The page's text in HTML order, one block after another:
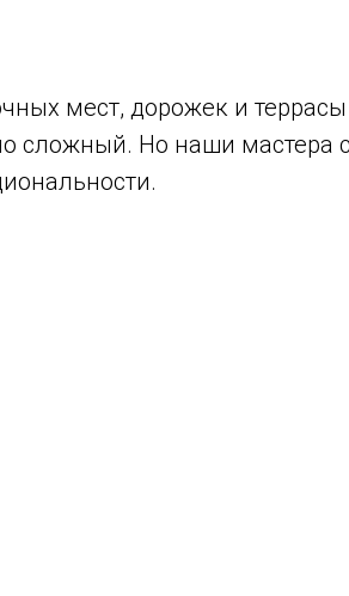
мест, дорожек и
сложный. Но наши мастера